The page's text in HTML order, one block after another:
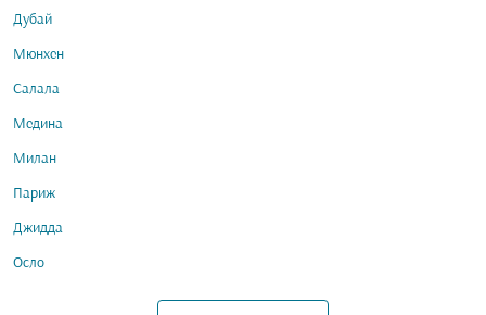
Дубай
Мюнхен
Салала
Медина
Милан
Париж
Джидда
Осло